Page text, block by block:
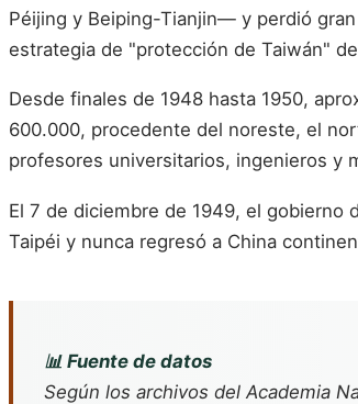
Péijing y Beiping-Tianjin— y perdió
estrategia de "protección de Taiwán"
Desde finales de 1948 hasta 1950,
600.000, procedente del noreste, el
profesores universitarios, ingenieros y
El 7 de diciembre de 1949, el gobierno
Taipéi y nunca regresó a China
📊 Fuente de datos
Según los archivos del Academia